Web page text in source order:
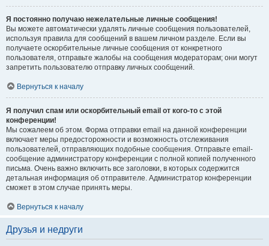
Я постоянно получаю нежелательные личные сообщения!
Вы можете автоматически удалять личные сообщения пользователей,
используя правила для сообщений в вашем личном разделе. Если вы
получаете оскорбительные личные сообщения от конкретного
пользователя, отправьте жалобы на сообщения модераторам; они могут
запретить пользователю отправку личных сообщений.
Вернуться к началу
Я получил спам или оскорбительный email от кого-то с этой
конференции!
Мы сожалеем об этом. Форма отправки email на данной конференции
включает меры предосторожности и возможность отслеживания
пользователей, отправляющих подобные сообщения. Отправьте email-
сообщение администратору конференции с полной копией полученного
письма. Очень важно включить все заголовки, в которых содержится
детальная информация об отправителе. Администратор конференции
сможет в этом случае принять меры.
Вернуться к началу
Друзья и недруги